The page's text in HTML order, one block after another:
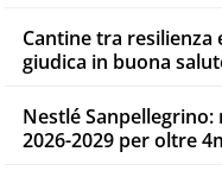
Cantine tra resilienza
giudica in buona
Nestlé
2026-2029 per oltre